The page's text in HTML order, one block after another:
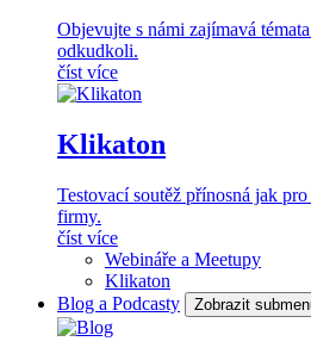
Objevujte s námi zajímavá
odkudkoli.
číst více
Klikaton
Testovací soutěž přínosná jak
firmy.
číst více
Webináře a Meetupy
Klikaton
Blog a Podcasty
Zobrazit